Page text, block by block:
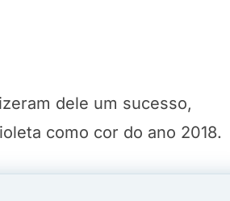
dele um sucesso,
como cor do ano 2018.